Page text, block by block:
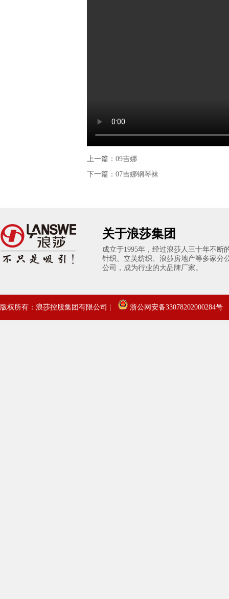
上一篇： 09吉娜
下一篇： 07吉娜钢琴袜
关于浪莎集团
成立于1995年，经过浪莎人三十年不断
针织、立芙纺织、浪莎房地产等多家分
公司，成为行业的大品牌厂家。
版权所有：浪莎控股集团有限公司 | 浙公网安备33078202000284号